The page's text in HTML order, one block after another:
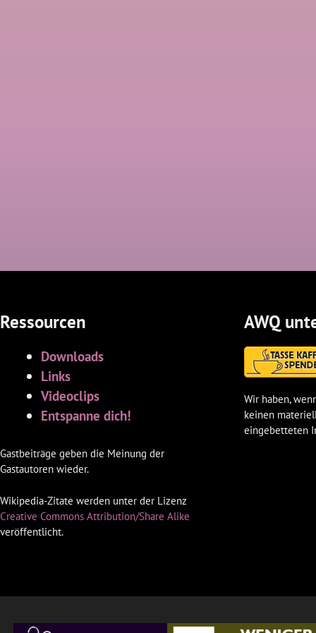
Ressourcen
Downloads
Links
Videoclips
Entspanne dich!
Gastbeiträge geben die Meinung der
Gastautoren wieder.
Wikipedia-Zitate werden unter der Lizenz
Creative Commons Attribution/Share Alike
veröffentlicht.
AWQ
Wir haben,
keinen
eingebetteten